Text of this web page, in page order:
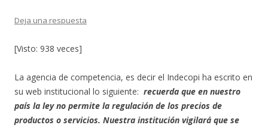
Deja una respuesta
[Visto: 938 veces]
La agencia de competencia, es decir el Indecopi ha escrito en
su web institucional lo siguiente: recuerda que en nuestro
país la ley no permite la regulación de los precios de
productos o servicios. Nuestra institución vigilará que se